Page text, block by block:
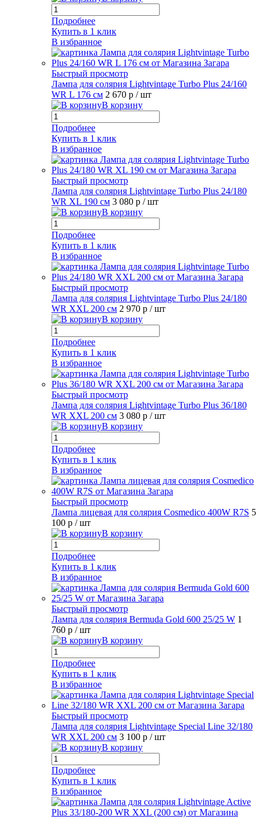
Подробнее
Купить в 1 клик
В избранное
Быстрый просмотр
Лампа для солярия Lightvintage Turbo Plus 24/160
WR L 176 см 2 670 р / шт
В корзину
Подробнее
Купить в 1 клик
В избранное
Быстрый просмотр
Лампа для солярия Lightvintage Turbo Plus 24/180
WR XL 190 см 3 080 р / шт
В корзину
Подробнее
Купить в 1 клик
В избранное
Быстрый просмотр
Лампа для солярия Lightvintage Turbo Plus 24/180
WR XXL 200 см 2 970 р / шт
В корзину
Подробнее
Купить в 1 клик
В избранное
Быстрый просмотр
Лампа для солярия Lightvintage Turbo Plus 36/180
WR XXL 200 см 3 080 р / шт
В корзину
Подробнее
Купить в 1 клик
В избранное
Быстрый просмотр
Лампа лицевая для солярия Cosmedico 400W R7S 5
100 р / шт
В корзину
Подробнее
Купить в 1 клик
В избранное
Быстрый просмотр
Лампа для солярия Bermuda Gold 600 25/25 W 1
760 р / шт
В корзину
Подробнее
Купить в 1 клик
В избранное
Быстрый просмотр
Лампа для солярия Lightvintage Special Line 32/180
WR XXL 200 см 3 100 р / шт
В корзину
Подробнее
Купить в 1 клик
В избранное